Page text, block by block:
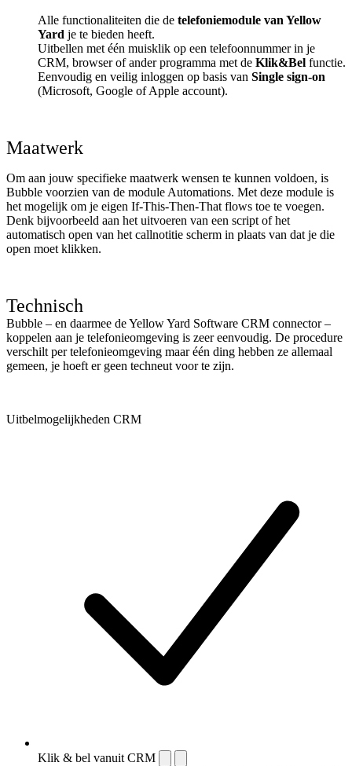
Alle functionaliteiten die de telefoniemodule van Yellow
Yard je te bieden heeft.
Uitbellen met één muisklik op een telefoonnummer in je
CRM, browser of ander programma met de Klik&Bel functie.
Eenvoudig en veilig inloggen op basis van Single sign-on
(Microsoft, Google of Apple account).
Maatwerk
Om aan jouw specifieke maatwerk wensen te kunnen voldoen, is
Bubble voorzien van de module Automations. Met deze module is
het mogelijk om je eigen If-This-Then-That flows toe te voegen.
Denk bijvoorbeeld aan het uitvoeren van een script of het
automatisch open van het callnotitie scherm in plaats van dat je die
open moet klikken.
Technisch
Bubble – en daarmee de Yellow Yard Software CRM connector –
koppelen aan je telefonieomgeving is zeer eenvoudig. De procedure
verschilt per telefonieomgeving maar één ding hebben ze allemaal
gemeen, je hoeft er geen techneut voor te zijn.
Uitbelmogelijkheden CRM
Klik & bel vanuit CRM